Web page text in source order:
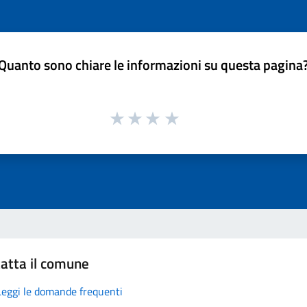
sono chiare le informazioni su questa
il comune
le domande frequenti